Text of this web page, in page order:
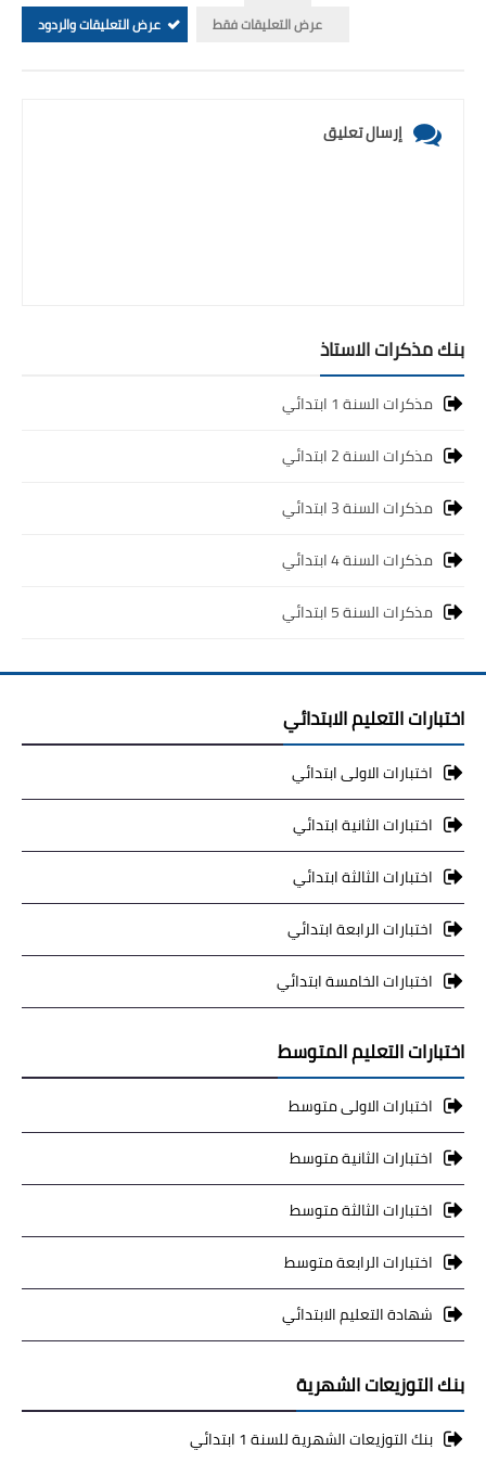
عرض التعليقات فقط
عرض التعليقات والردود
إرسال تعليق
بنك مذكرات الاستاذ
مذكرات السنة 1 ابتدائي
مذكرات السنة 2 ابتدائي
مذكرات السنة 3 ابتدائي
مذكرات السنة 4 ابتدائي
مذكرات السنة 5 ابتدائي
اختبارات التعليم الابتدائي
اختبارات الاولى ابتدائي
اختبارات الثانية ابتدائي
اختبارات الثالثة ابتدائي
اختبارات الرابعة ابتدائي
اختبارات الخامسة ابتدائي
اختبارات التعليم المتوسط
اختبارات الاولى متوسط
اختبارات الثانية متوسط
اختبارات الثالثة متوسط
اختبارات الرابعة متوسط
شهادة التعليم الابتدائي
بنك التوزيعات الشهرية
بنك التوزيعات الشهرية للسنة 1 ابتدائي